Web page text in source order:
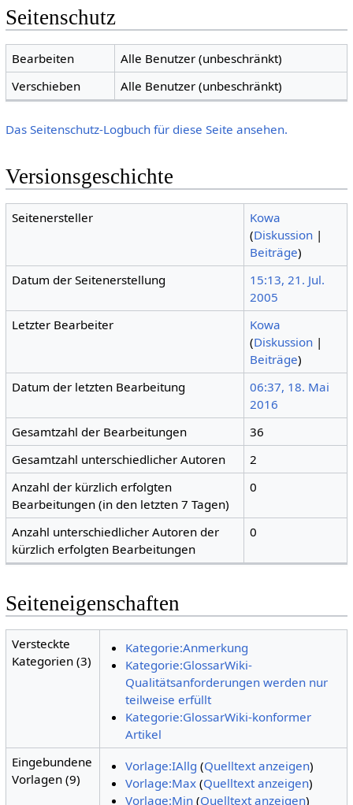
Seitenschutz
Bearbeiten
Alle Benutzer (unbeschränkt)
Verschieben
Alle Benutzer (unbeschränkt)
Das Seitenschutz-Logbuch für diese Seite ansehen.
Versionsgeschichte
Seitenersteller
Kowa
(Diskussion |
Beiträge)
Datum der Seitenerstellung
15:13, 21. Jul.
2005
Letzter Bearbeiter
Kowa
(Diskussion |
Beiträge)
Datum der letzten Bearbeitung
06:37, 18. Mai
2016
Gesamtzahl der Bearbeitungen
36
Gesamtzahl unterschiedlicher Autoren
2
Anzahl der kürzlich erfolgten
Bearbeitungen (in den letzten 7 Tagen)
0
Anzahl unterschiedlicher Autoren der
kürzlich erfolgten Bearbeitungen
0
Seiteneigenschaften
Versteckte
Kategorien (3)
Kategorie:Anmerkung
Kategorie:GlossarWiki-
Qualitätsanforderungen werden nur
teilweise erfüllt
Kategorie:GlossarWiki-konformer
Artikel
Eingebundene
Vorlagen (9)
Vorlage:IAllg (Quelltext anzeigen)
Vorlage:Max(Quelltext anzeigen)
Vorlage:Min(Quelltext anzeigen)